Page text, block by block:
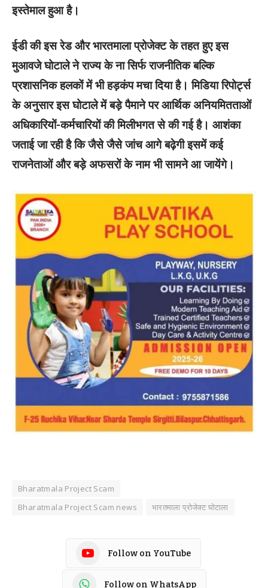
इस्तेमाल हुआ है।
ईडी की इस रेड और भारतमाला प्रोजेक्ट के तहत हुए इस
मुआवजे घोटाले ने राज्य के ना सिर्फ राजनीतिक बल्कि
प्रशासनिक हलकों में भी हड़कंप मचा दिया है। मिडिया रिपोर्ट्स
के अनुसार इस घोटाले में बड़े पैमाने पर आर्थिक अनियमितताओं
अधिकारियों-कर्मचारियों की मिलीभगत से की गई है। आशंका
जताई जा रही है कि जैसे जैसे जांच आगे बढ़ेगी इसमें कई
राजनेताओं और बड़े अफसरों के नाम भी सामने आ जायेंगे।
Bharatmala Project Scam
Bharatmala Project Scam news
भारतमाला प्रोजेक्ट घोटाला
Follow on YouTube
Follow on WhatsApp